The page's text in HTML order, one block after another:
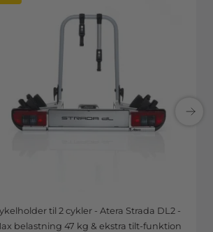
til 2 cykler - Atera Strada DL2 -
belastning 47 kg & ekstra tilt-funktion